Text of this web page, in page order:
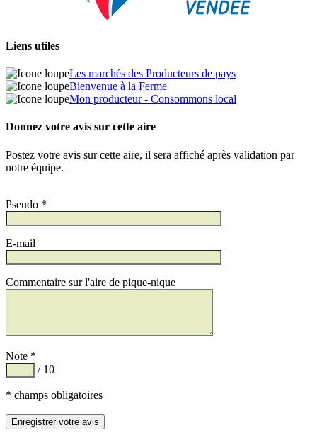
Liens utiles
Les marchés des Producteurs de pays
Bienvenue à la Ferme
Mon producteur - Consommons local
Donnez votre avis sur cette aire
Postez votre avis sur cette aire, il sera affiché après validation par
notre équipe.
Pseudo *
E-mail
Commentaire sur l'aire de pique-nique
Note *
/ 10
* champs obligatoires